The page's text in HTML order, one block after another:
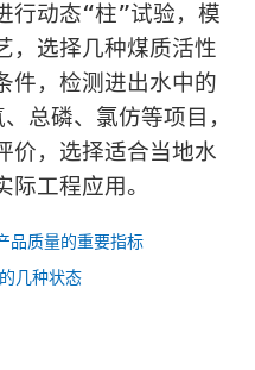
动态“柱”试验，模
，选择几种煤质活性
件，检测进出水中的
总磷、氯仿等项目，
价，选择适合当地水
际工程应用。
品质量的重要指标
几种状态